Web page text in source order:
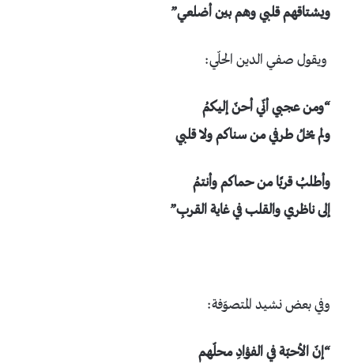
ويشتاقهم قلبي وهم بين أضلعي”
ويقول صفي الدين الحلّي:
“ومن عجبي أنّي أحنّ إليكمُ
ولم يخلُ طرفي من سناكم ولا قلبي
وأطلبُ قربًا من حماكم وأنتمُ
إلى ناظري والقلب في غاية القربِ”
وفي بعض نشيد المتصوّفة:
“إنّ الأحبّة في الفؤادِ محلّهم